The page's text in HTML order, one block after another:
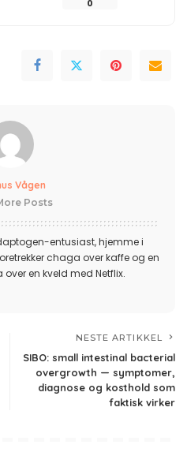
0
Vågen
Posts
entusiast, hjemme i
chaga over kaffe og en
en kveld med Netflix.
NESTE ARTIKKEL
SIBO: small intestinal bacterial
overgrowth — symptomer,
diagnose og kosthold som
faktisk virker